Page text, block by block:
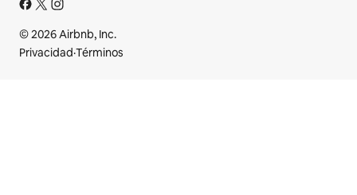
© 2026 Airbnb, Inc.
Privacidad·Términos